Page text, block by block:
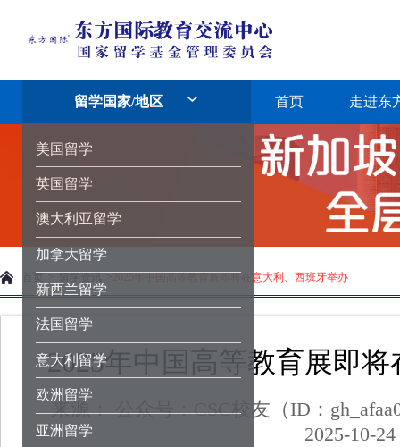
留学国家/地区
美国留学
英国留学
澳大利亚留学
加拿大留学
新西兰留学
法国留学
意大利留学
欧洲留学
亚洲留学
首页 走进东
2025年中国高等教育展即将在意大利、西班牙举办
2025年中国高等教育展即
来源： 公众号：CSC校友（ID：
2025-10-24